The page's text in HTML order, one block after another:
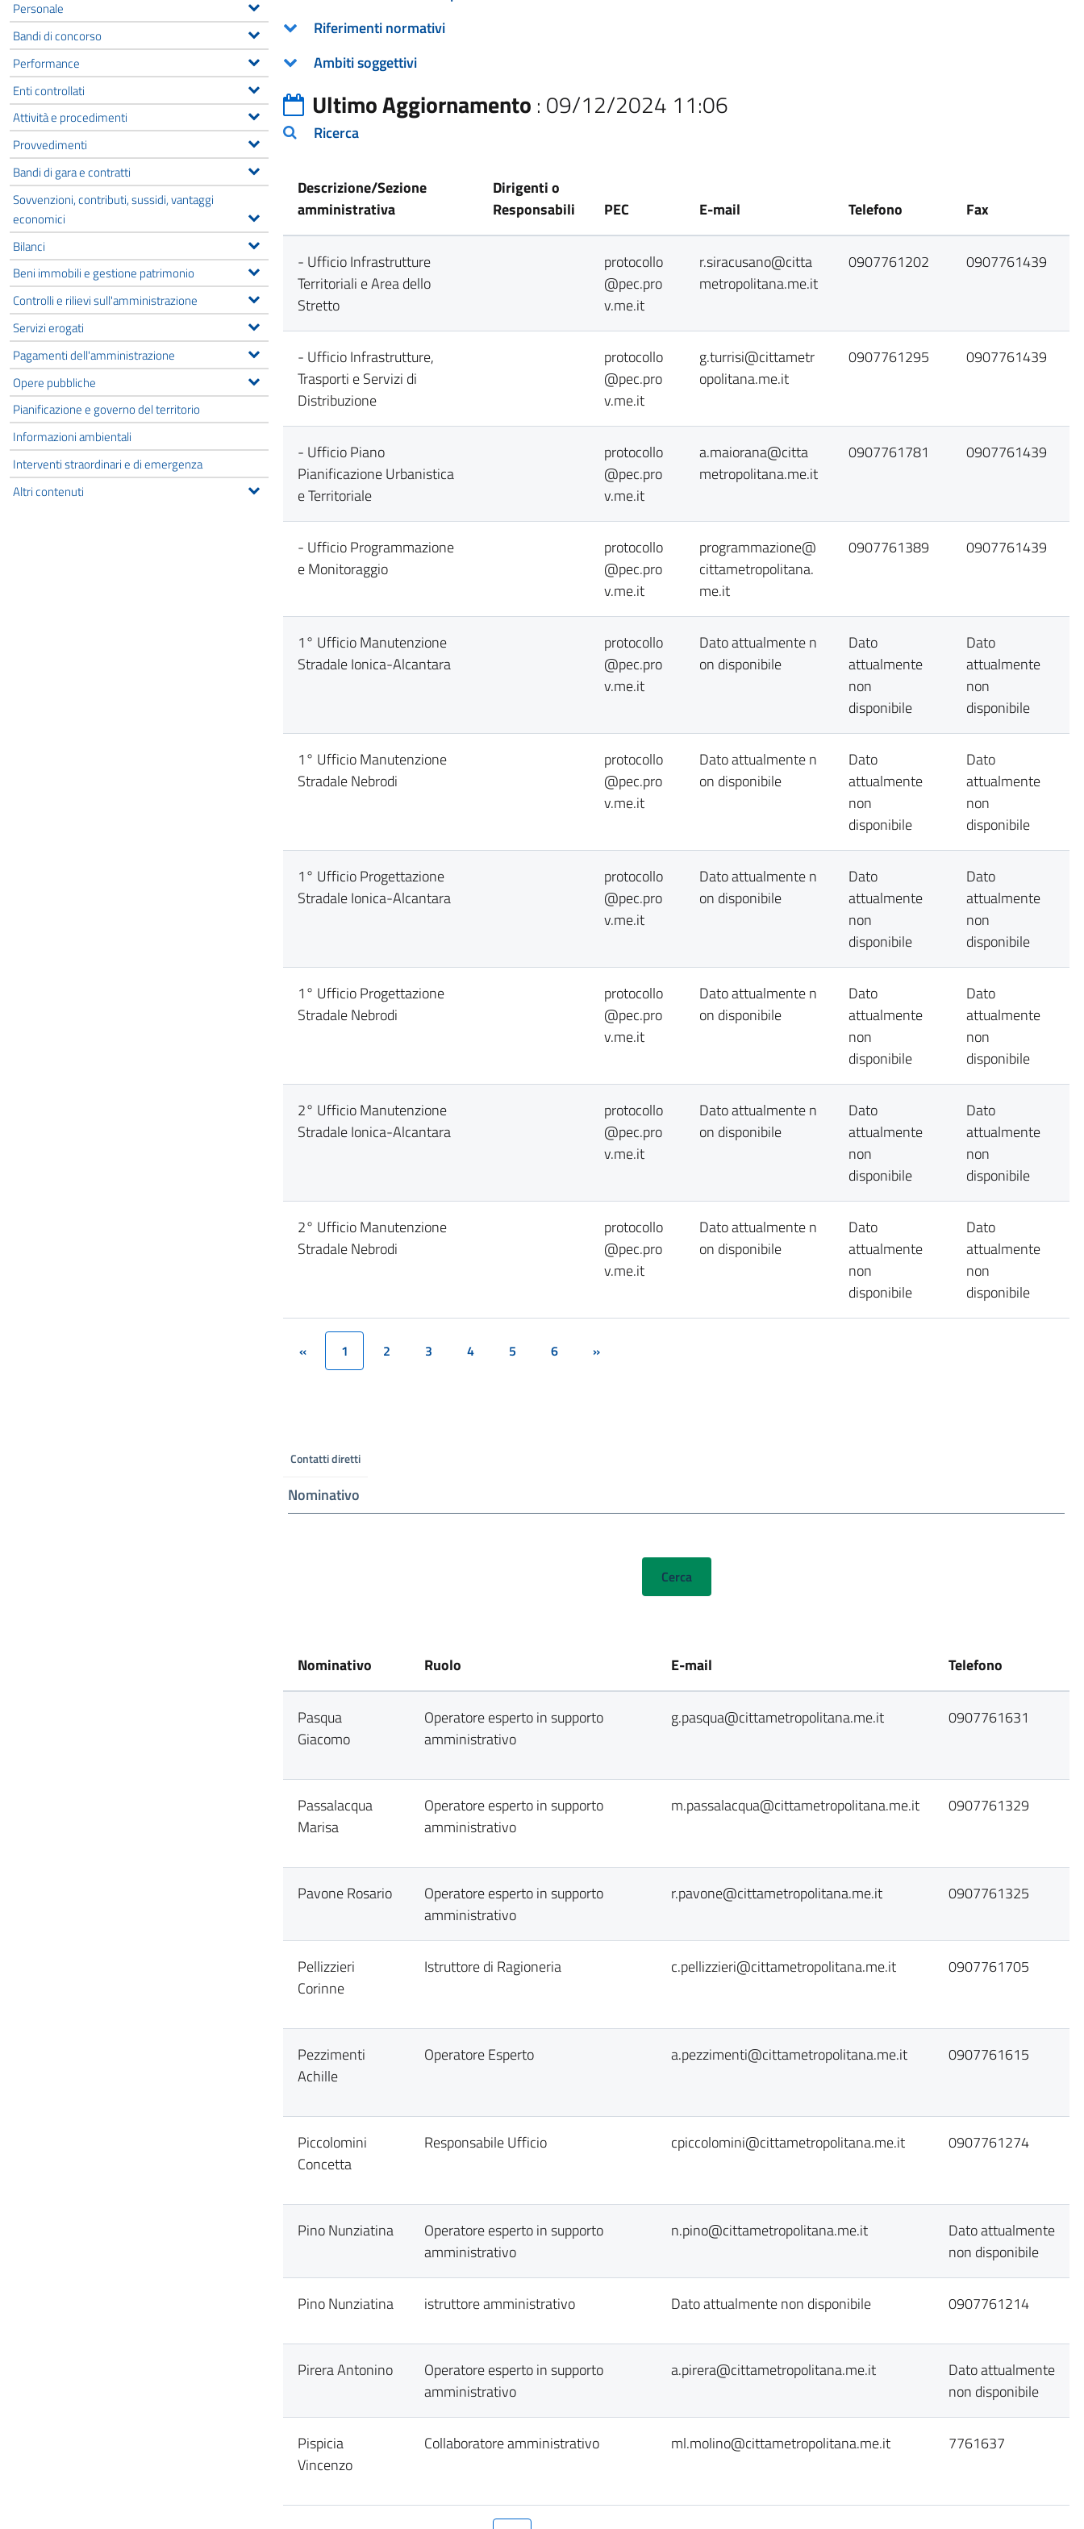
Personale
Bandi di concorso
Performance
Enti controllati
Attività e procedimenti
Provvedimenti
Bandi di gara e contratti
Sovvenzioni, contributi, sussidi, vantaggi
economici
Bilanci
Beni immobili e gestione patrimonio
Controlli e rilievi sull'amministrazione
Servizi erogati
Pagamenti dell'amministrazione
Opere pubbliche
Pianificazione e governo del territorio
Informazioni ambientali
Interventi straordinari e di emergenza
Altri contenuti
Riferimenti normativi
Ambiti soggettivi
Ultimo Aggiornamento : 09/12/2024 11:06
Ricerca
Descrizione/Sezione
amministrativa
Dirigenti o
Responsabili
PEC E-mail Telefono Fax
- Ufficio Infrastrutture
Territoriali e Area dello
Stretto
protocollo
@pec.pro
v.me.it
r.siracusano@citta
metropolitana.me.it
0907761202 0907761439
- Ufficio Infrastrutture,
Trasporti e Servizi di
Distribuzione
protocollo
@pec.pro
v.me.it
g.turrisi@cittametr
opolitana.me.it
0907761295 0907761439
- Ufficio Piano
Pianificazione Urbanistica
e Territoriale
protocollo
@pec.pro
v.me.it
a.maiorana@citta
metropolitana.me.it
0907761781 0907761439
- Ufficio Programmazione
e Monitoraggio
protocollo
@pec.pro
v.me.it
programmazione@
cittametropolitana.
me.it
0907761389 0907761439
1° Ufficio Manutenzione
Stradale Ionica-Alcantara
protocollo
@pec.pro
v.me.it
Dato attualmente n
on disponibile
Dato
attualmente
non
disponibile
Dato
attualmente
non
disponibile
1° Ufficio Manutenzione
Stradale Nebrodi
protocollo
@pec.pro
v.me.it
Dato attualmente n
on disponibile
Dato
attualmente
non
disponibile
Dato
attualmente
non
disponibile
1° Ufficio Progettazione
Stradale Ionica-Alcantara
protocollo
@pec.pro
v.me.it
Dato attualmente n
on disponibile
Dato
attualmente
non
disponibile
Dato
attualmente
non
disponibile
1° Ufficio Progettazione
Stradale Nebrodi
protocollo
@pec.pro
v.me.it
Dato attualmente n
on disponibile
Dato
attualmente
non
disponibile
Dato
attualmente
non
disponibile
2° Ufficio Manutenzione
Stradale Ionica-Alcantara
protocollo
@pec.pro
v.me.it
Dato attualmente n
on disponibile
Dato
attualmente
non
disponibile
Dato
attualmente
non
disponibile
2° Ufficio Manutenzione
Stradale Nebrodi
protocollo
@pec.pro
v.me.it
Dato attualmente n
on disponibile
Dato
attualmente
non
disponibile
Dato
attualmente
non
disponibile
« 1(current)
2 3 4 5 6 »
Contatti diretti
Nominativo
Nominativo Ruolo E-mail Telefono
Pasqua
Giacomo
Operatore esperto in supporto
amministrativo
g.pasqua@cittametropolitana.me.it 0907761631
Passalacqua
Marisa
Operatore esperto in supporto
amministrativo
m.passalacqua@cittametropolitana.me.it 0907761329
Pavone Rosario
Operatore esperto in supporto
amministrativo
r.pavone@cittametropolitana.me.it 0907761325
Pellizzieri
Corinne
Istruttore di Ragioneria c.pellizzieri@cittametropolitana.me.it 0907761705
Pezzimenti
Achille
Operatore Esperto a.pezzimenti@cittametropolitana.me.it 0907761615
Piccolomini
Concetta
Responsabile Ufficio cpiccolomini@cittametropolitana.me.it 0907761274
Pino Nunziatina
Operatore esperto in supporto
amministrativo
n.pino@cittametropolitana.me.it
Dato attualmente
non disponibile
Pino Nunziatina istruttore amministrativo Dato attualmente non disponibile 0907761214
Pirera Antonino
Operatore esperto in supporto
amministrativo
a.pirera@cittametropolitana.me.it
Dato attualmente
non disponibile
Pispicia
Vincenzo
Collaboratore amministrativo ml.molino@cittametropolitana.me.it 7761637